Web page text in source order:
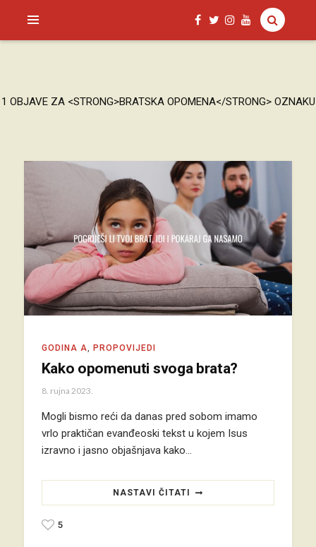
SAGUD.XYZ
1 OBJAVE ZA <STRONG>BRATSKA OPOMENA</STRONG> OZNAKU
GODINA A PROPOVIJEDI
Kako opomenuti svoga brata?
8. rujna 2023.
Mogli bismo reći da danas pred sobom imamo
vrlo praktičan evanđeoski tekst u kojem Isus
izravno i jasno objašnjava kako…
NASTAVI ČITATI
5